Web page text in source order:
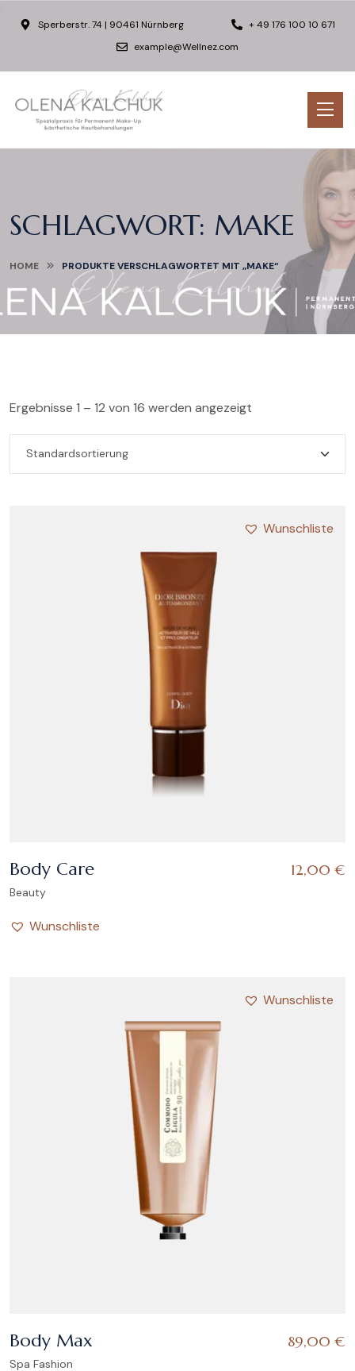
Sperberstr. 74 | 90461 Nürnberg
+ 49 176 100 10 671
example@Wellnez.com
SCHLAGWORT: MAKE
HOME PRODUKTE VERSCHLAGWORTET MIT „MAKE“
Ergebnisse 1 – 12 von 16 werden angezeigt
Wunschliste
Body Care
Beauty
12,00 €
Wunschliste
Wunschliste
Body Max
Spa Fashion
89,00 €